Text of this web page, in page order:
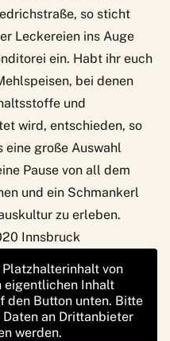
so sticht
Leckereien ins Auge
ein. Habt ihr euch
bei denen
und
wird, entschieden, so
große Auswahl
Pause von all dem
und ein Schmankerl
zu erleben.
Innsbruck
von
eigentlichen Inhalt
den Button unten. Bitte
an Drittanbieter
werden.